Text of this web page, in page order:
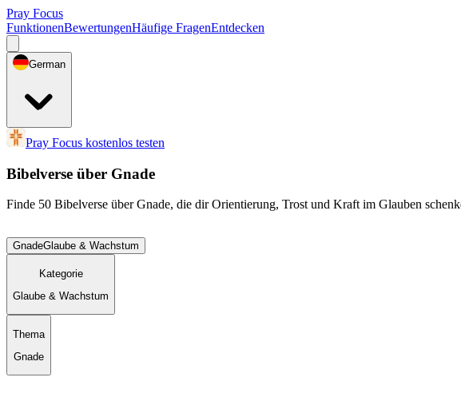
Pray Focus
FunktionenBewertungenHäufige FragenEntdecken
German
Pray Focus kostenlos testen
Bibelverse über Gnade
Finde 50 Bibelverse über Gnade, die dir Orientierung, Trost und Kraft im Glauben
GnadeGlaube & Wachstum
Kategorie
Glaube & Wachstum
Thema
Gnade